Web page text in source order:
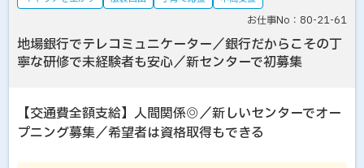
お仕事No：80-21-61
地場銀行でテレコミュニケーター／銀行だからこその丁
寧な研修で未経験者も安心／新センターで初募集
【交通費全額支給】人間関係◎／新しいセンターでオー
プニング募集／希望者は資格取得もできる